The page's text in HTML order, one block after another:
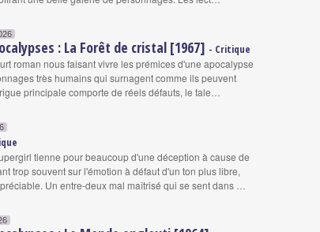
: La Forêt de cristal [1967] - Critique
roman nous faisant vivre les prémices d'une apocalypse
très humains qui surnagent comme ils peuvent
principale comporte de réels défauts, le tale…
tienne pour beaucoup d'une déception à cause de
trop souvent sur l'émotion à défaut d'un ton plus libre,
Un entre-deux mal maîtrisé qui se sent dans …